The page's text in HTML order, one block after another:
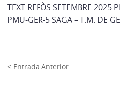
TEXT REFÒS SETEMBRE 2025
PMU-GER-5 SAGA – T.M. DE
< Entrada Anterior